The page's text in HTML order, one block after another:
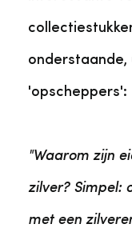
'opscheppers':
"Waarom zijn
zilver? Simpel:
met een